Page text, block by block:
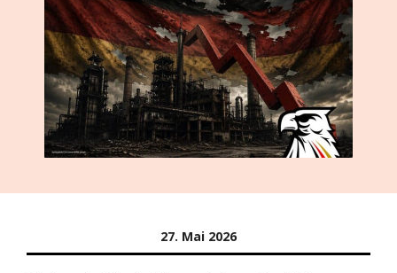
27. Mai 2026